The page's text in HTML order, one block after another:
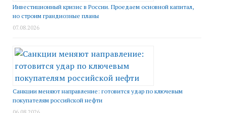
Инвестиционный кризис в России. Проедаем основной капитал,
но строим грандиозные планы
07.08.2026
Санкции меняют направление: готовится удар по ключевым
покупателям российской нефти